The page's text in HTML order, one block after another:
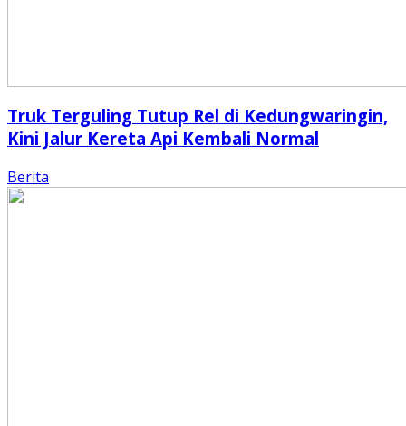
Truk Terguling Tutup Rel di Kedungwaringin,
Kini Jalur Kereta Api Kembali Normal
Berita